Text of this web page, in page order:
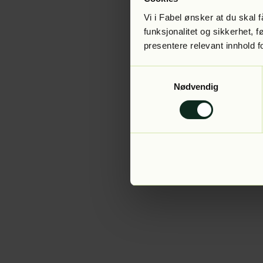
Vi i Fabel ønsker at du skal
funksjonalitet og sikkerhet,
presentere relevant innhold
Nødvendig
Application